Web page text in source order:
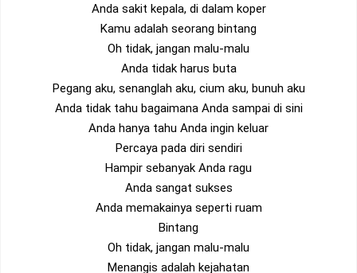
Anda sakit kepala, di dalam koper
Kamu adalah seorang bintang
Oh tidak, jangan malu-malu
Anda tidak harus buta
Pegang aku, senanglah aku, cium aku, bunuh aku
Anda tidak tahu bagaimana Anda sampai di sini
Anda hanya tahu Anda ingin keluar
Percaya pada diri sendiri
Hampir sebanyak Anda ragu
Anda sangat sukses
Anda memakainya seperti ruam
Bintang
Oh tidak, jangan malu-malu
Menangis adalah kejahatan